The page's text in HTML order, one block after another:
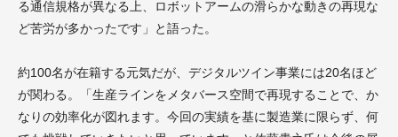
る通信規格が異なる上、ロボットアームの滑らかな動きの再現な
ど苦労が多かったです」と語った。
約100名が在籍する元気だが、デジタルツイン事業には20名ほど
が関わる。「生産ラインをメタバース空間で再現することで、か
なりの効率化が図れます。今回の実績を基に製造業に限らず、何